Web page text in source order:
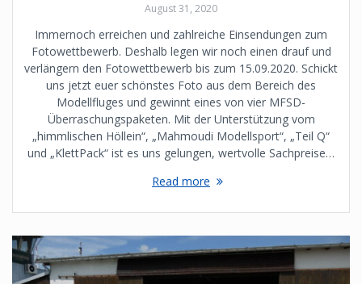
August 31, 2020
Immernoch erreichen und zahlreiche Einsendungen zum
Fotowettbewerb. Deshalb legen wir noch einen drauf und
verlängern den Fotowettbewerb bis zum 15.09.2020. Schickt
uns jetzt euer schönstes Foto aus dem Bereich des
Modellfluges und gewinnt eines von vier MFSD-
Überraschungspaketen. Mit der Unterstützung vom
„himmlischen Höllein“, „Mahmoudi Modellsport“, „Teil Q“
und „KlettPack“ ist es uns gelungen, wertvolle Sachpreise…
Read more